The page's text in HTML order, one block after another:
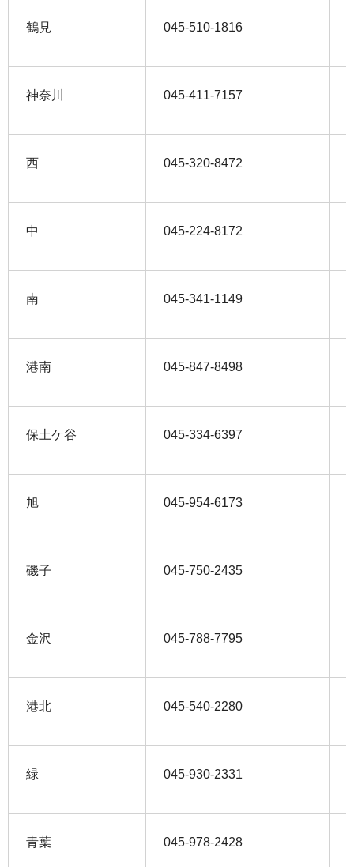
鶴見 045‐510‐1816
神奈川 045‐411‐7157
西 045‐320‐8472
中 045‐224‐8172
南 045‐341‐1149
港南 045‐847‐8498
保土ケ谷 045‐334‐6397
旭 045‐954‐6173
磯子 045‐750‐2435
金沢 045‐788‐7795
港北 045‐540‐2280
緑 045‐930‐2331
青葉 045‐978‐2428